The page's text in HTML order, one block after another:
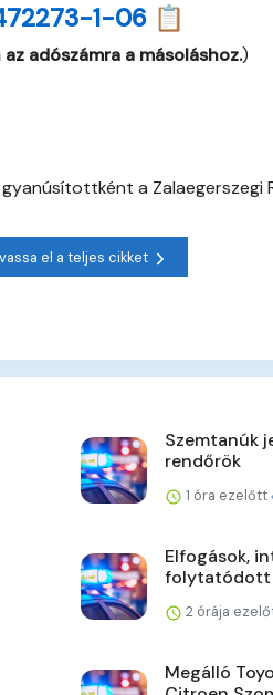
1-06 📋
adószámra a másoláshoz.)
a Zalaegerszegi
el a teljes cikket
Szemtanúk
rendőrök
1 óra ezelőtt
Elfogások,
folytatódott
2 órája
Megálló